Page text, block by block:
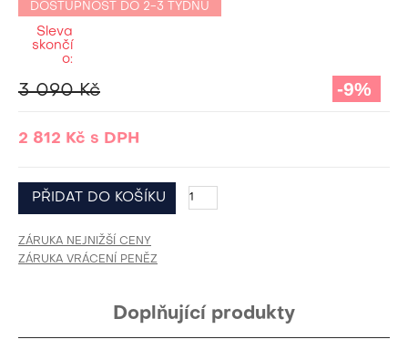
DOSTUPNOST DO 2-3 TÝDNŮ
Sleva
skončí
o:
-9%
2 812 Kč s DPH
3 090 Kč
ZÁRUKA NEJNIŽŠÍ CENY
ZÁRUKA VRÁCENÍ PENĚZ
Doplňující produkty